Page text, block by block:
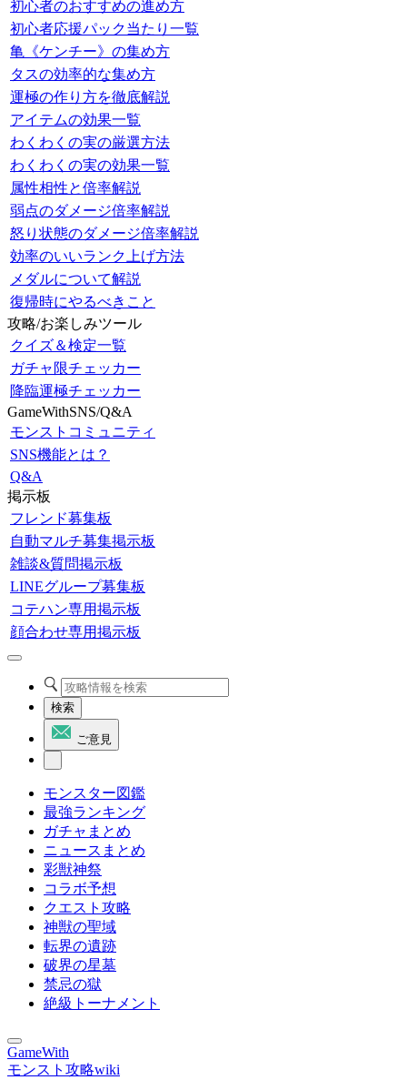
初心者のおすすめの進め方
初心者応援パック当たり一覧
亀《ケンチー》の集め方
タスの効率的な集め方
運極の作り方を徹底解説
アイテムの効果一覧
わくわくの実の厳選方法
わくわくの実の効果一覧
属性相性と倍率解説
弱点のダメージ倍率解説
怒り状態のダメージ倍率解説
効率のいいランク上げ方法
メダルについて解説
復帰時にやるべきこと
攻略/お楽しみツール
クイズ＆検定一覧
ガチャ限チェッカー
降臨運極チェッカー
GameWithSNS/Q&A
モンストコミュニティ
SNS機能とは？
Q&A
掲示板
フレンド募集板
自動マルチ募集掲示板
雑談&質問掲示板
LINEグループ募集板
コテハン専用掲示板
顔合わせ専用掲示板
検索
ご意見
モンスター図鑑
最強ランキング
ガチャまとめ
ニュースまとめ
彩獣神祭
コラボ予想
クエスト攻略
神獣の聖域
転界の遺跡
破界の星墓
禁忌の獄
絶級トーナメント
GameWith
モンスト攻略wiki